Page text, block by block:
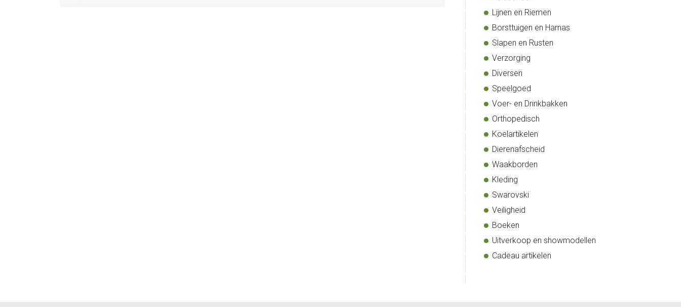
Lijnen en Riemen
Borsttuigen en Harnas
Slapen en Rusten
Verzorging
Diversen
Speelgoed
Voer- en Drinkbakken
Orthopedisch
Koelartikelen
Dierenafscheid
Waakborden
Kleding
Swarovski
Veiligheid
Boeken
Uitverkoop en showmodellen
Cadeau artikelen